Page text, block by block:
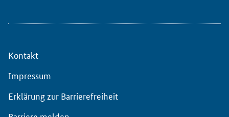
Kontakt
Impressum
Erklärung zur Barrierefreiheit